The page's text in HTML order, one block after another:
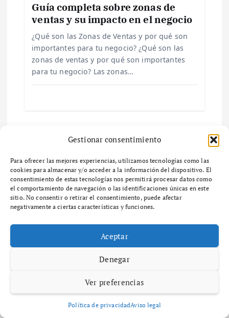
Gestionar consentimiento
Para ofrecer las mejores experiencias, utilizamos tecnologías como las
cookies para almacenar y/o acceder a la información del dispositivo. El
consentimiento de estas tecnologías nos permitirá procesar datos como
el comportamiento de navegación o las identificaciones únicas en este
sitio. No consentir o retirar el consentimiento, puede afectar
negativamente a ciertas características y funciones.
Aceptar
Denegar
Ver preferencias
Política de privacidadAviso legal
Guía completa sobre zonas de
ventas y su impacto en el negocio
¿Qué son las Zonas de Ventas y por qué son
importantes para tu negocio? ¿Qué son las
zonas de ventas y por qué son importantes
para tu negocio? Las zonas…
Deja una respuesta
Tu dirección de correo electrónico no será publicada. Los
campos obligatorios están marcados con*
Comentario*